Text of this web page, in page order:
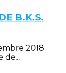
B.K.S.
2018
de...